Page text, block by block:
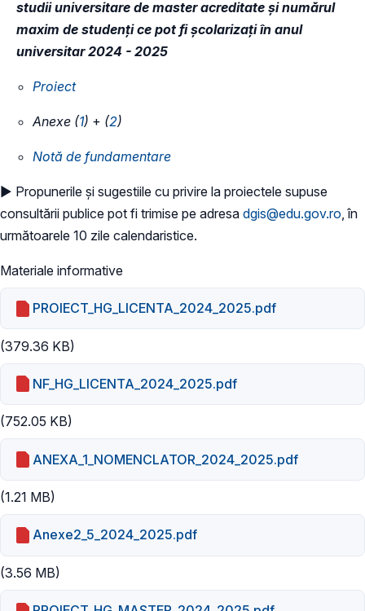
studii universitare de master acreditate şi numărul
maxim de studenţi ce pot fi şcolarizaţi în anul
universitar 2024 - 2025
Proiect
Anexe (1) + (2)
Notă de fundamentare
► Propunerile și sugestiile cu privire la proiectele supuse
consultării publice pot fi trimise pe adresa dgis@edu.gov.ro , în
următoarele 10 zile calendaristice.
Materiale informative
PROIECT_HG_LICENTA_2024_2025.pdf
(379.36 KB)
NF_HG_LICENTA_2024_2025.pdf
(752.05 KB)
ANEXA_1_NOMENCLATOR_2024_2025.pdf
(1.21 MB)
Anexe2_5_2024_2025.pdf
(3.56 MB)